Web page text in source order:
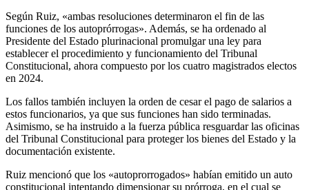
Según Ruiz, «ambas resoluciones determinaron el fin de las
funciones de los autoprórrogas». Además, se ha ordenado al
Presidente del Estado plurinacional promulgar una ley para
establecer el procedimiento y funcionamiento del Tribunal
Constitucional, ahora compuesto por los cuatro magistrados electos
en 2024.
Los fallos también incluyen la orden de cesar el pago de salarios a
estos funcionarios, ya que sus funciones han sido terminadas.
Asimismo, se ha instruido a la fuerza pública resguardar las oficinas
del Tribunal Constitucional para proteger los bienes del Estado y la
documentación existente.
Ruiz mencionó que los «autoprorrogados» habían emitido un auto
constitucional intentando dimensionar su prórroga, en el cual se